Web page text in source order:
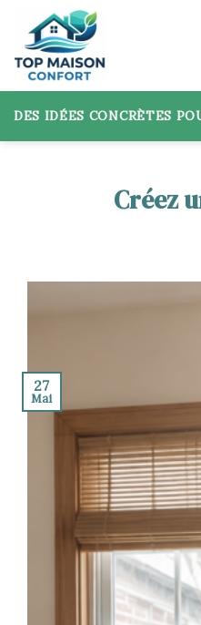
content
DES IDÉES CONCRÈTES
Créez
27
Mai